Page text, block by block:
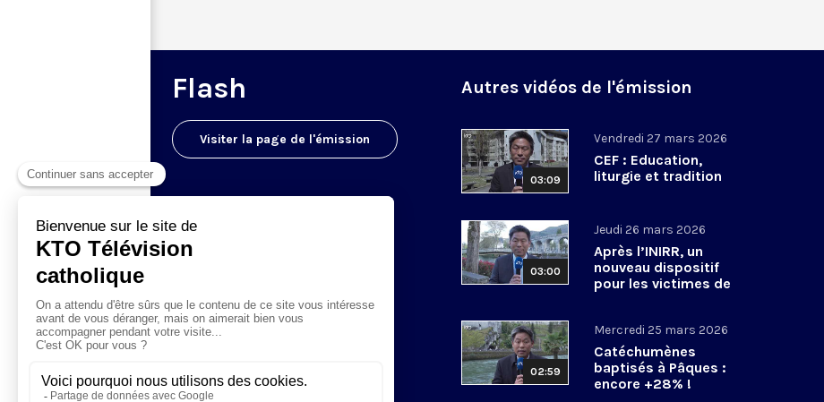
Flash
Visiter la page de l'émission
Autres vidéos de l'émission
03:09
Vendredi 27 mars 2026
CEF : Education,
liturgie et tradition
03:00
Jeudi 26 mars 2026
Après l’INIRR, un
nouveau dispositif
pour les victimes de
02:59
Mercredi 25 mars 2026
Catéchumènes
baptisés à Pâques :
encore +28% !